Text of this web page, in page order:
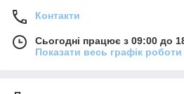
Контакти
Сьогодні працює з 09:00 до
Показати весь графік роботи